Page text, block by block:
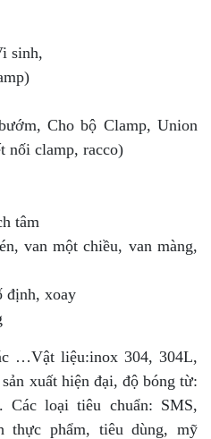
sinh,
Cho bộ Clamp, Union
nối clamp, racco)
tâm
van một chiều, van màng,
định, xoay
…Vật liệu:inox 304, 304L,
xuất hiện đại, độ bóng từ:
Các loại tiêu chuẩn: SMS,
thực phẩm, tiêu dùng, mỹ